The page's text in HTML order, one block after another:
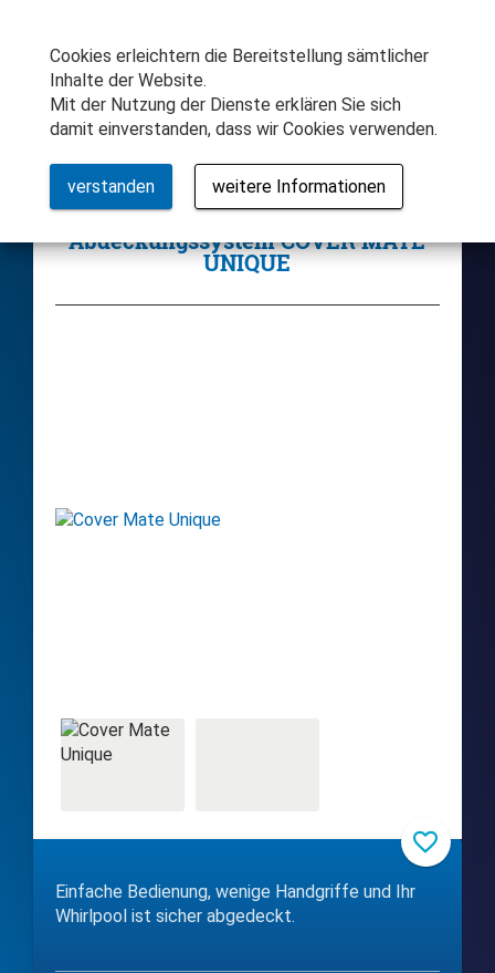
Cookies erleichtern die Bereitstellung sämtlicher
Inhalte der Website.
Mit der Nutzung der Dienste erklären Sie sich
damit einverstanden, dass wir Cookies verwenden.
verstanden weitere Informationen
Zubehör-Shop
Abdeckungssystem COVER MATE
UNIQUE
Einfache Bedienung, wenige Handgriffe und Ihr
Whirlpool ist sicher abgedeckt.